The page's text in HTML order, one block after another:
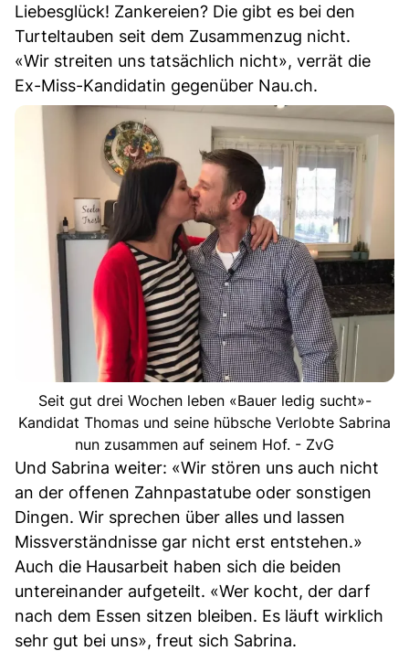
Liebesglück! Zankereien? Die gibt es bei den
Turteltauben seit dem Zusammenzug nicht.
«Wir streiten uns tatsächlich nicht», verrät die
Ex-Miss-Kandidatin gegenüber Nau.ch.
Seit gut drei Wochen leben «Bauer ledig sucht»-
Kandidat Thomas und seine hübsche Verlobte Sabrina
nun zusammen auf seinem Hof. - ZvG
Und Sabrina weiter: «Wir stören uns auch nicht
an der offenen Zahnpastatube oder sonstigen
Dingen. Wir sprechen über alles und lassen
Missverständnisse gar nicht erst entstehen.»
Auch die Hausarbeit haben sich die beiden
untereinander aufgeteilt. «Wer kocht, der darf
nach dem Essen sitzen bleiben. Es läuft wirklich
sehr gut bei uns», freut sich Sabrina.